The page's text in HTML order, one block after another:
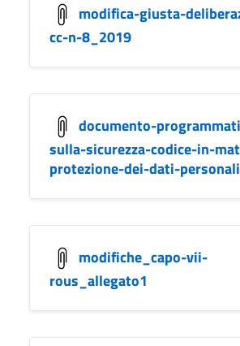
modifica-giusta-
cc-n-8_2019
documento-
sulla-sicurezza-codice-in-
protezione-dei-dati-
modifiche_capo-vii-
rous_allegato1